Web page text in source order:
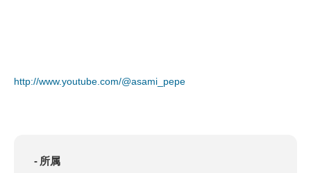
http://www.youtube.com/@asami_pepe
所属